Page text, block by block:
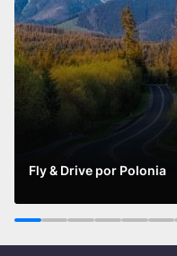
Fly & Drive por Polonia
Leer más
1 2 3 4 5 6